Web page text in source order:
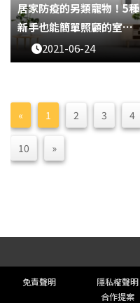
居家防疫的另類寵物！5種
新手也能簡單照顧的室內
植物 2021-06-24
« 1 2 3 4
10 »
頁尾選單
免責聲明 隱私權聲明
合作提案